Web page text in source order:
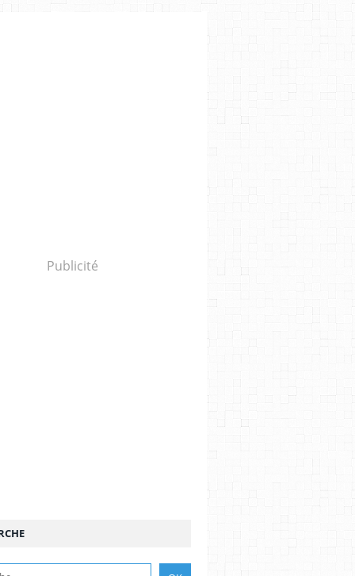
Publicité